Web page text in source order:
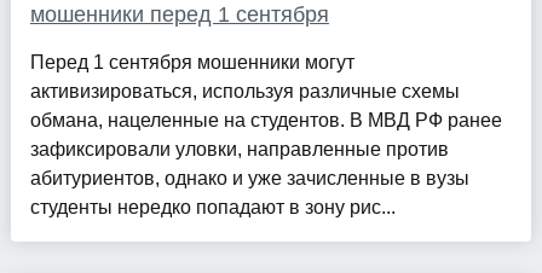
мошенники перед 1 сентября
Перед 1 сентября мошенники могут
активизироваться, используя различные схемы
обмана, нацеленные на студентов. В МВД РФ ранее
зафиксировали уловки, направленные против
абитуриентов, однако и уже зачисленные в вузы
студенты нередко попадают в зону рис...